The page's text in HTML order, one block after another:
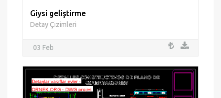
Giysi geliştirme
Detay Çizimleri
03 Feb